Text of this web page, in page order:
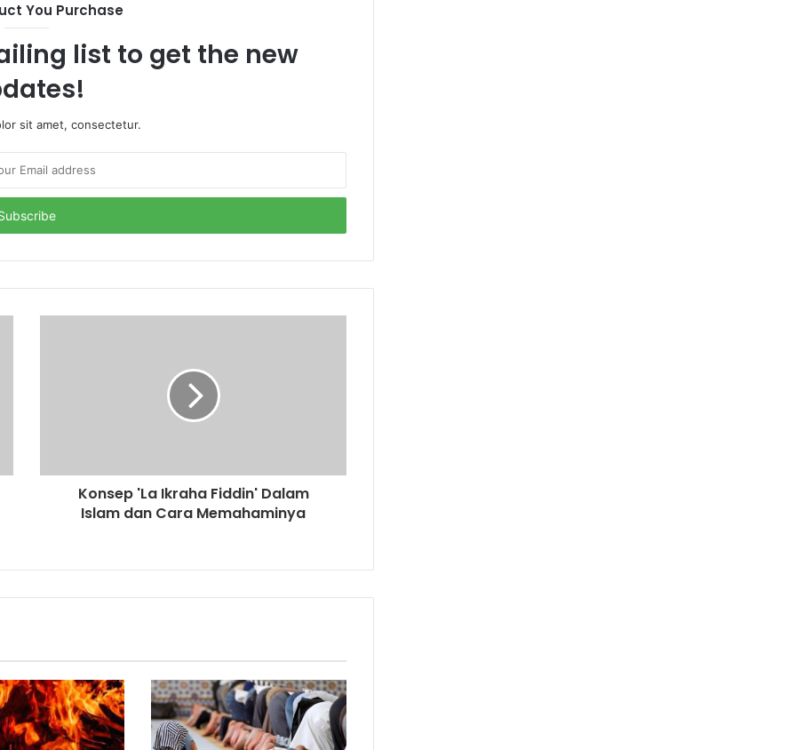
You Purchase
list to get the new
sit amet, consectetur.
Konsep 'La Ikraha Fiddin' Dalam
Islam dan Cara Memahaminya